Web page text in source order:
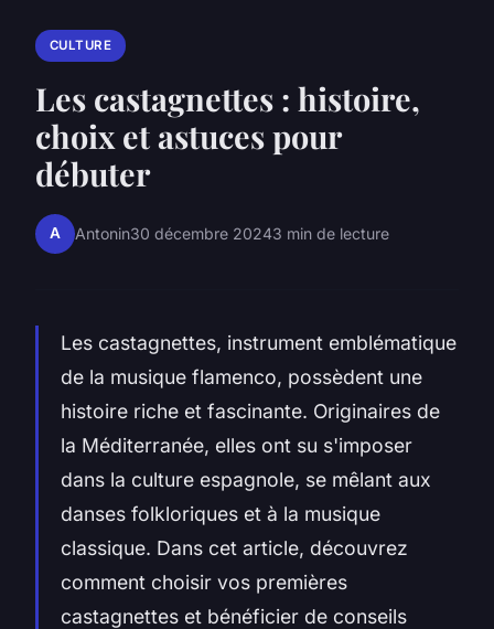
CULTURE
Les castagnettes : histoire,
choix et astuces pour
débuter
A Antonin30 décembre 20243 min de lecture
Les castagnettes, instrument emblématique
de la musique flamenco, possèdent une
histoire riche et fascinante. Originaires de
la Méditerranée, elles ont su s'imposer
dans la culture espagnole, se mêlant aux
danses folkloriques et à la musique
classique. Dans cet article, découvrez
comment choisir vos premières
castagnettes et bénéficier de conseils